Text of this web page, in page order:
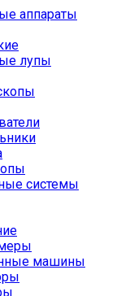
аппараты
лупы
системы
машины